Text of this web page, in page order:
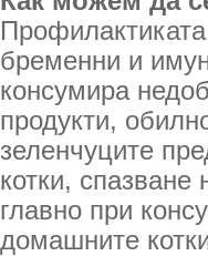
бременни и
консумира
продукти,
зеленчуците
котки, спазване
главно при
домашните